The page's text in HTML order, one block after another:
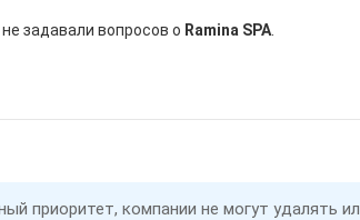
задавали вопросов о Ramina SPA
приоритет, компании не могут удалять